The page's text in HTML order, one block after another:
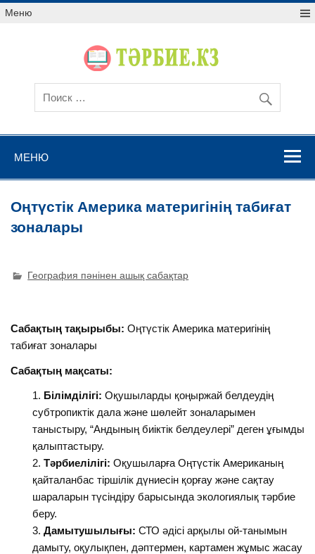
Меню
МЕНЮ
Оңтүстік Америка материгінің табиғат
зоналары
География пәнінен ашық сабақтар
Сабақтың тақырыбы: Оңтүстік Америка материгінің
табиғат зоналары
Сабақтың мақсаты:
Білімділігі: Оқушыларды қоңыржай белдеудің
субтропиктік дала және шөлейт зоналарымен
таныстыру, “Андының биіктік белдеулері” деген ұғымды
қалыптастыру.
Тәрбиелілігі: Оқушыларға Оңтүстік Американың
қайталанбас тіршілік дүниесін қорғау және сақтау
шараларын түсіндіру барысында экологиялық тәрбие
беру.
Дамытушылығы: СТО әдісі арқылы ой-танымын
дамыту, оқулықпен, дәптермен, картамен жұмыс жасау